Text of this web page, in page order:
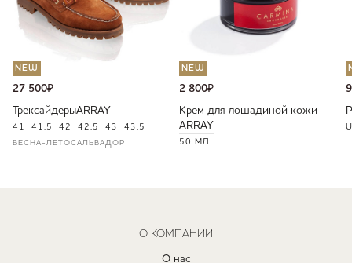
NEW
27 500₽
ТрексайдерыARRAY
41 41,5 42 42,5 43 43,5
ВЕСНА-ЛЕТОСАЛЬВАДОР
NEW
2 800₽
Крем для лошадиной кожи
ARRAY
50 МЛ
О КОМПАНИИ
О нас